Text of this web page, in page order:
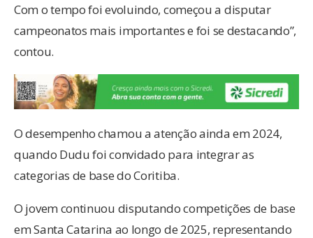
Com o tempo foi evoluindo, começou a disputar
campeonatos mais importantes e foi se destacando”,
contou.
O desempenho chamou a atenção ainda em 2024,
quando Dudu foi convidado para integrar as
categorias de base do Coritiba.
O jovem continuou disputando competições de base
em Santa Catarina ao longo de 2025, representando